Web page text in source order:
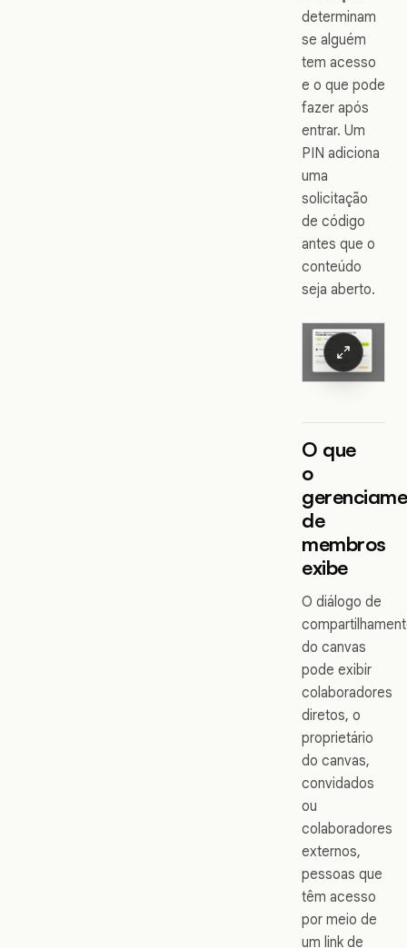
determinam
se alguém
tem acesso
e o que pode
fazer após
entrar. Um
PIN adiciona
uma
solicitação
de código
antes que o
conteúdo
seja aberto.
O que
o
de
membros
exibe
O diálogo de
do canvas
pode exibir
colaboradores
diretos, o
proprietário
do canvas,
convidados
ou
colaboradores
externos,
pessoas que
têm acesso
por meio de
um link de